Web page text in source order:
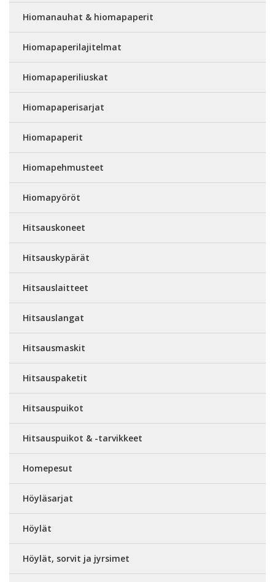
Hiomanauhat & hiomapaperit
Hiomapaperilajitelmat
Hiomapaperiliuskat
Hiomapaperisarjat
Hiomapaperit
Hiomapehmusteet
Hiomapyöröt
Hitsauskoneet
Hitsauskypärät
Hitsauslaitteet
Hitsauslangat
Hitsausmaskit
Hitsauspaketit
Hitsauspuikot
Hitsauspuikot & -tarvikkeet
Homepesut
Höyläsarjat
Höylät
Höylät, sorvit ja jyrsimet